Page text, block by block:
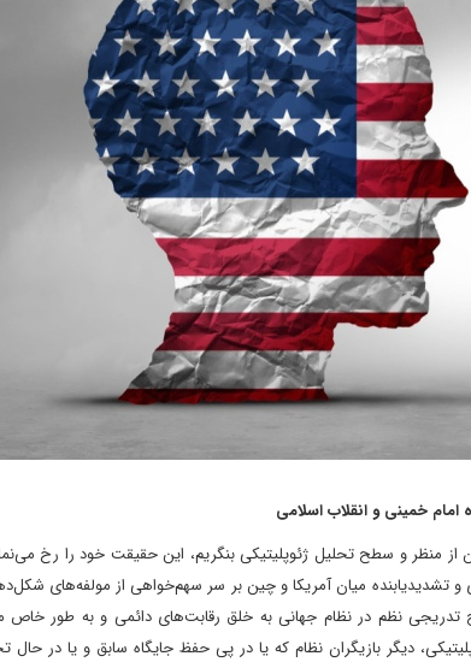
خمینی و انقلاب اسلامی
منظر و سطح تحلیل ژئوپلیتیکی بنگریم، این حقیقت خود را رخ
تشدیدیابنده میان آمریکا و چین بر سر سهم‌خواهی از مولفه‌های
نظم در نظام جهانی به خلق رقابت‌های دائمی و به طور خاص
دیگر بازیگران نظام که یا در پی حفظ جایگاه سابق و یا در حال